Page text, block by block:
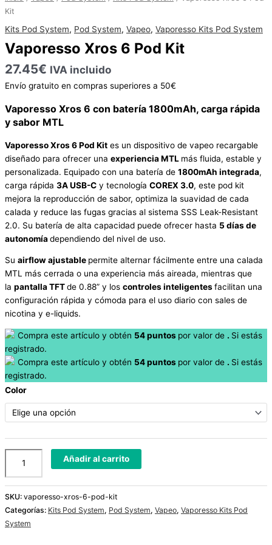
Kit
Kits Pod System, Pod System, Vapeo, Vaporesso Kits Pod System
Vaporesso Xros 6 Pod Kit
27.45€ IVA incluido
Envío gratuito en compras superiores a 50€
Vaporesso Xros 6 con batería 1800mAh, carga rápida
y sabor MTL
Vaporesso Xros 6 Pod Kit es un dispositivo de vapeo recargable
diseñado para ofrecer una experiencia MTL más fluida, estable y
personalizada. Equipado con una batería de 1800mAh integrada,
carga rápida 3A USB-C y tecnología COREX 3.0, este pod kit
mejora la reproducción de sabor, optimiza la suavidad de cada
calada y reduce las fugas gracias al sistema SSS Leak-Resistant
2.0. Su batería de alta capacidad puede ofrecer hasta 5 días de
autonomíadependiendo del nivel de uso.
Su airflow ajustable permite alternar fácilmente entre una calada
MTL más cerrada o una experiencia más aireada, mientras que
la pantalla TFTde 0.88” y los controles inteligentesfacilitan una
configuración rápida y cómoda para el uso diario con sales de
nicotina y e-liquids.
Compra este artículo y obtén 54puntos por valor de . Si estás
registrado.
Compra este artículo y obtén 54puntos por valor de . Si estás
registrado.
Color
Xros
6
Kit
cantidad
Añadir al carrito
SKU: vaporesso-xros-6-pod-kit
Categorías: Kits Pod System, Pod System, Vapeo, Vaporesso Kits Pod
System